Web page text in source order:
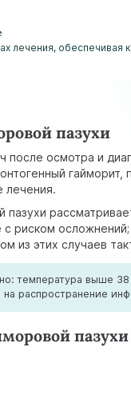
лечения, обеспечивая
пазухи
после осмотра и
лечения.
риском
из этих случаев
температура выше
распространение